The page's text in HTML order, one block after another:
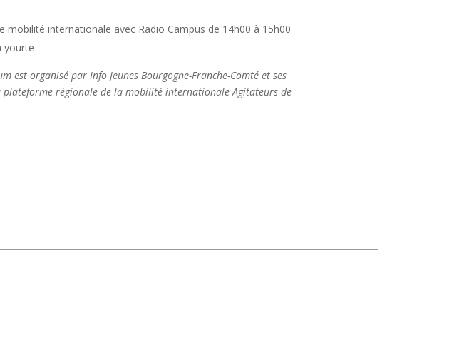
mobilité internationale avec Radio Campus de 14h00 à 15h00
yourte
est organisé par Info Jeunes Bourgogne-Franche-Comté et ses
régionale de la mobilité internationale Agitateurs de